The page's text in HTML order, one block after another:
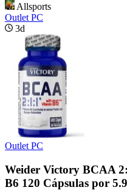
Allsports
Outlet PC
3d
Outlet PC
Weider Victory BCAA
B6 120 Cápsulas por